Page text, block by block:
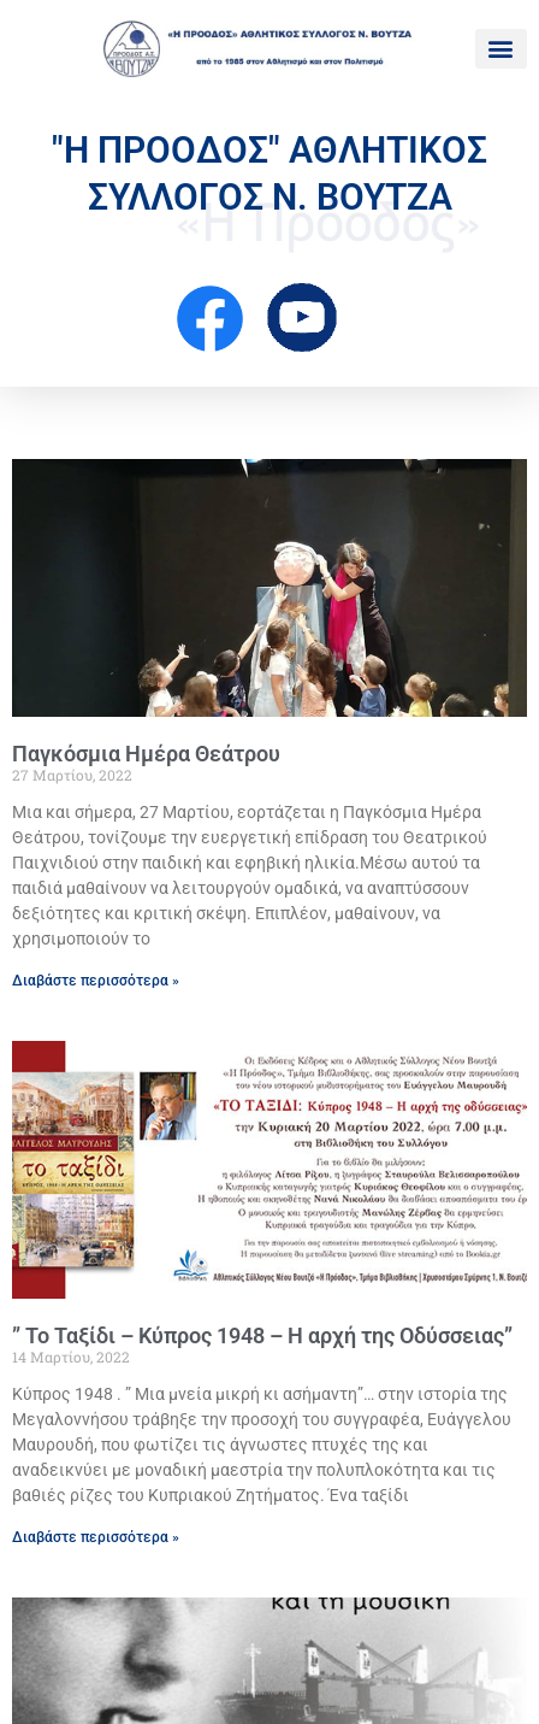
"Η ΠΡΟΟΔΟΣ" ΑΘΛΗΤΙΚΟΣ
ΣΥΛΛΟΓΟΣ Ν. ΒΟΥΤΖΑ
Παγκόσμια Ημέρα Θεάτρου
27 Μαρτίου, 2022
Μια και σήμερα, 27 Μαρτίου, εορτάζεται η Παγκόσμια Ημέρα
Θεάτρου, τονίζουμε την ευεργετική επίδραση του Θεατρικού
Παιχνιδιού στην παιδική και εφηβική ηλικία.Μέσω αυτού τα
παιδιά μαθαίνουν να λειτουργούν ομαδικά, να αναπτύσσουν
δεξιότητες και κριτική σκέψη. Επιπλέον, μαθαίνουν, να
χρησιμοποιούν το
Διαβάστε περισσότερα »
” Το Ταξίδι – Κύπρος 1948 – Η αρχή της Οδύσσειας”
14 Μαρτίου, 2022
Κύπρος 1948 . ” Μια μνεία μικρή κι ασήμαντη”… στην ιστορία της
Μεγαλοννήσου τράβηξε την προσοχή του συγγραφέα, Ευάγγελου
Μαυρουδή, που φωτίζει τις άγνωστες πτυχές της και
αναδεικνύει με μοναδική μαεστρία την πολυπλοκότητα και τις
βαθιές ρίζες του Κυπριακού Ζητήματος. Ένα ταξίδι
Διαβάστε περισσότερα »